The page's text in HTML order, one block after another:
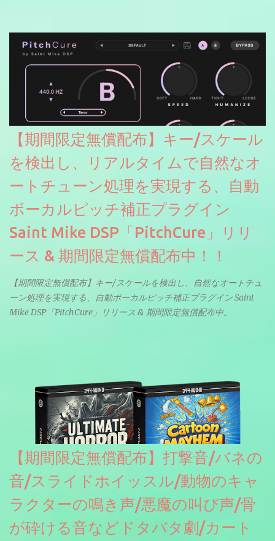
【期間限定無償配布】キー/スケール
を検出し、リアルタイムで自然なオ
ートチューン処理を実現する、自動
ボーカルピッチ補正プラグイン
Saint Mike DSP「PitchCure」リリ
ース & 期間限定無償配布中！！
【期間限定無償配布】キー/スケールを検出し、自然なオートチュ
ーン処理を実現する、自動ボーカルピッチ補正プラグイン Saint
Mike DSP「PitchCure」リリース & 期間限定無償配布中。
【期間限定無償配布】打撃音/バネの
音/スライドホイッスル/動物のキャ
ラクターの鳴き声/悪魔の叫び声/骨
が砕ける音などドタバタ劇/カート